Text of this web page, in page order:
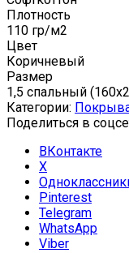
Плотность
110 гр/м2
Цвет
Коричневый
Размер
1,5 спальный
Категории:
Поделиться в
ВКонтакте
X
Pinterest
Telegram
WhatsApp
Viber